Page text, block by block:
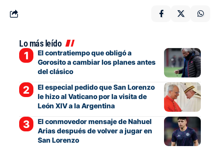
Lo más leído
El contratiempo que obligó a
Gorosito a cambiar los planes antes
del clásico
El especial pedido que San Lorenzo
le hizo al Vaticano por la visita de
León XIV a la Argentina
El conmovedor mensaje de Nahuel
Arias después de volver a jugar en
San Lorenzo